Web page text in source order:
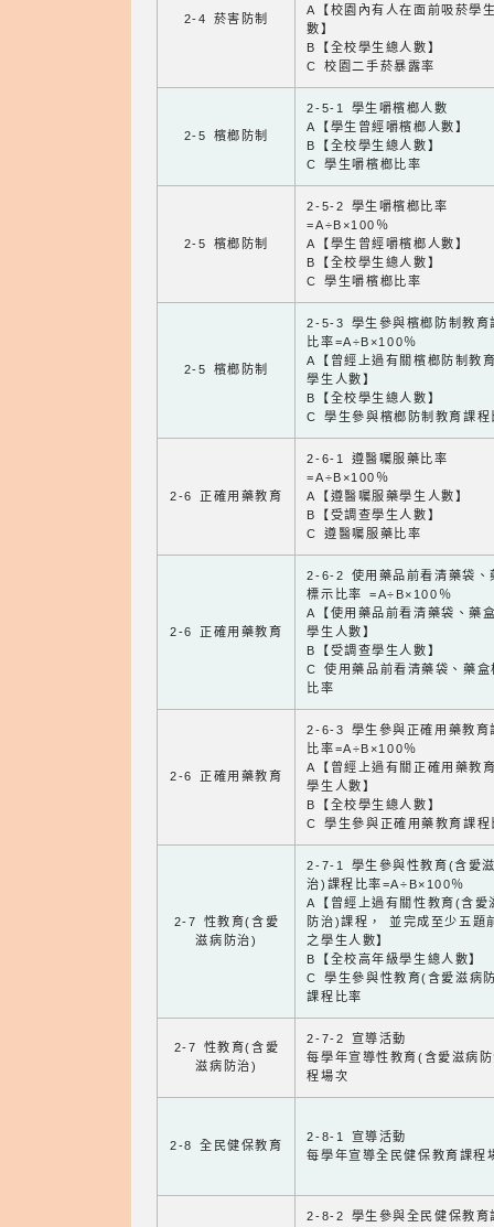
2-4 菸害防制
A【校園內有人在面前吸菸學
數】
B【全校學生總人數】
C 校園二手菸暴露率
2-5 檳榔防制
2-5-1 學生嚼檳榔人數
A【學生曾經嚼檳榔人數】
B【全校學生總人數】
C 學生嚼檳榔比率
2-5 檳榔防制
2-5-2 學生嚼檳榔比率
=A÷B×100％
A【學生曾經嚼檳榔人數】
B【全校學生總人數】
C 學生嚼檳榔比率
2-5 檳榔防制
2-5-3 學生參與檳榔防制教育
比率=A÷B×100％
A【曾經上過有關檳榔防制教
學生人數】
B【全校學生總人數】
C 學生參與檳榔防制教育課程
2-6 正確用藥教育
2-6-1 遵醫囑服藥比率
=A÷B×100％
A【遵醫囑服藥學生人數】
B【受調查學生人數】
C 遵醫囑服藥比率
2-6 正確用藥教育
2-6-2 使用藥品前看清藥袋、
標示比率 =A÷B×100％
A【使用藥品前看清藥袋、藥
學生人數】
B【受調查學生人數】
C 使用藥品前看清藥袋、藥盒
比率
2-6 正確用藥教育
2-6-3 學生參與正確用藥教育
比率=A÷B×100％
A【曾經上過有關正確用藥教
學生人數】
B【全校學生總人數】
C 學生參與正確用藥教育課程
2-7 性教育(含愛
滋病防治)
2-7-1 學生參與性教育(含愛
治)課程比率=A÷B×100％
A【曾經上過有關性教育(含愛
防治)課程， 並完成至少五題
之學生人數】
B【全校高年級學生總人數】
C 學生參與性教育(含愛滋病
課程比率
2-7 性教育(含愛
滋病防治)
2-7-2 宣導活動
每學年宣導性教育(含愛滋病
程場次
2-8 全民健保教育
2-8-1 宣導活動
每學年宣導全民健保教育課程
2-8-2 學生參與全民健保教育